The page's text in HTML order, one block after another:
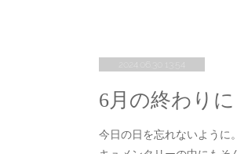
6月の終わりに
今日の日を忘れないように